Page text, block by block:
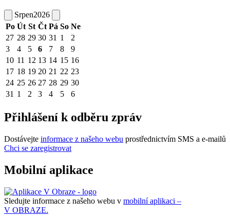
Srpen2026
Po Út St Čt Pá So Ne
27 28 29 30 31 1
2
3
4 5 6 7 8
9
10 11 12 13 14 15 16
17 18 19 20 21 22 23
24 25 26 27 28 29 30
31 1 2 3 4 5 6
Přihlášení k odběru zpráv
Dostávejte informace z našeho webu prostřednictvím SMS a e-mailů
Chci se zaregistrovat
Mobilní aplikace
Sledujte informace z našeho webu v mobilní aplikaci –
V OBRAZE.